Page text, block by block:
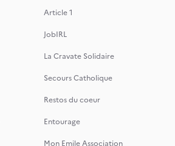
Article 1
JobIRL
La Cravate Solidaire
Secours Catholique
Restos du coeur
Entourage
Mon Emile Association